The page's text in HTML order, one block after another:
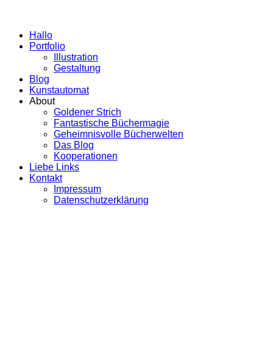
Hallo
Portfolio
Illustration
Gestaltung
Blog
Kunstautomat
About
Goldener Strich
Fantastische Büchermagie
Geheimnisvolle Bücherwelten
Das Blog
Kooperationen
Liebe Links
Kontakt
Impressum
Datenschutzerklärung